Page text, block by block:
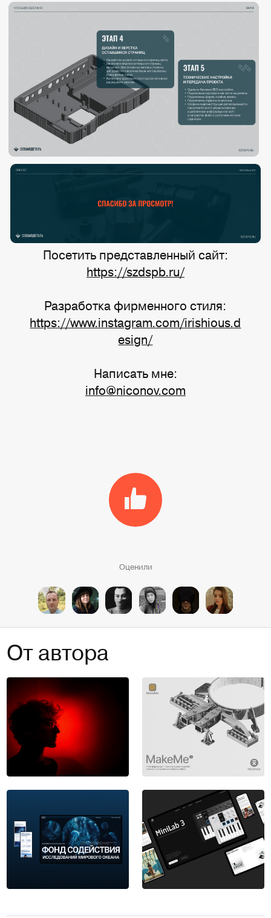
Посетить представленный сайт:
https://szdspb.ru/
Разработка фирменного стиля:
https://www.instagram.com/irishious.d
esign/
Написать мне:
info@niconov.com
Оценили
От автора